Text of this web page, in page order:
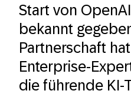
Start von
bekannt
Partnerschaft
Enterprise-
die führende KI-